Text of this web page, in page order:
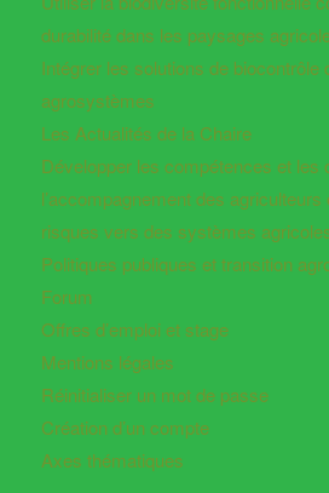
durabilité dans les paysages
Intégrer les solutions de biocontrôle
agrosystèmes
Les Actualités de la Chaire
Développer les compétences et les
l’accompagnement des
risques vers des systèmes
Politiques publiques et transition
Forum
Offres d’emploi et stage
Mentions légales
Réinitialiser un mot de passe
Création d’un compte
Axes thématiques